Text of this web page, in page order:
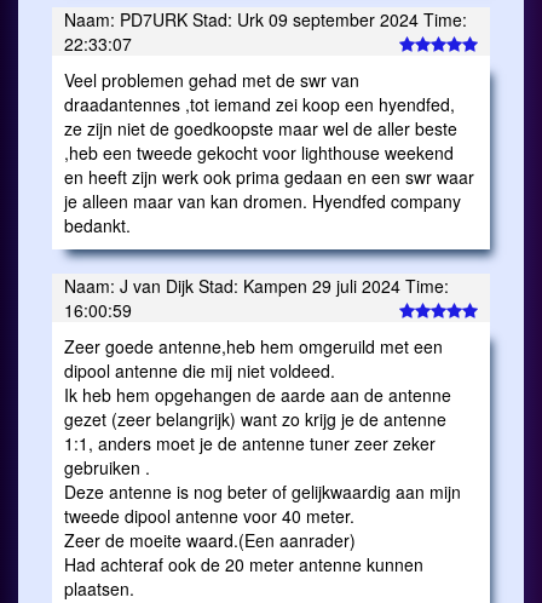
Naam: PD7URK Stad: Urk 09 september 2024 Time:
22:33:07
Veel problemen gehad met de swr van
draadantennes ,tot iemand zei koop een hyendfed,
ze zijn niet de goedkoopste maar wel de aller beste
,heb een tweede gekocht voor lighthouse weekend
en heeft zijn werk ook prima gedaan en een swr waar
je alleen maar van kan dromen. Hyendfed company
bedankt.
Naam: J van Dijk Stad: Kampen 29 juli 2024 Time:
16:00:59
Zeer goede antenne,heb hem omgeruild met een
dipool antenne die mij niet voldeed.
Ik heb hem opgehangen de aarde aan de antenne
gezet (zeer belangrijk) want zo krijg je de antenne
1:1, anders moet je de antenne tuner zeer zeker
gebruiken .
Deze antenne is nog beter of gelijkwaardig aan mijn
tweede dipool antenne voor 40 meter.
Zeer de moeite waard.(Een aanrader)
Had achteraf ook de 20 meter antenne kunnen
plaatsen.